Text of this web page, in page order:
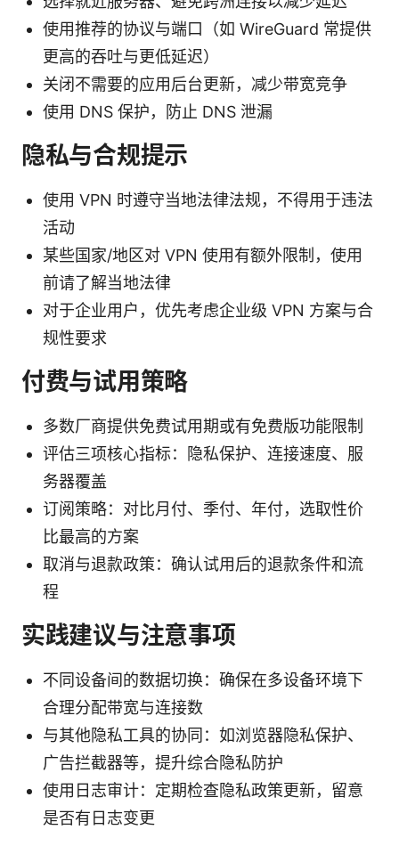
使用推荐的协议与端口（如 WireGuard 常提供
更高的吞吐与更低延迟）
关闭不需要的应用后台更新，减少带宽竞争
使用 DNS 保护，防止 DNS 泄漏
隐私与合规提示
使用 VPN 时遵守当地法律法规，不得用于违法
活动
某些国家/地区对 VPN 使用有额外限制，使用
前请了解当地法律
对于企业用户，优先考虑企业级 VPN 方案与合
规性要求
付费与试用策略
多数厂商提供免费试用期或有免费版功能限制
评估三项核心指标：隐私保护、连接速度、服
务器覆盖
订阅策略：对比月付、季付、年付，选取性价
比最高的方案
取消与退款政策：确认试用后的退款条件和流
程
实践建议与注意事项
不同设备间的数据切换：确保在多设备环境下
合理分配带宽与连接数
与其他隐私工具的协同：如浏览器隐私保护、
广告拦截器等，提升综合隐私防护
使用日志审计：定期检查隐私政策更新，留意
是否有日志变更